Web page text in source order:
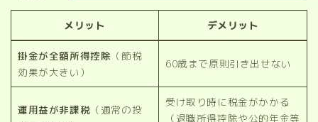
メリット デメリット
掛金が全額所得控除 （節税
効果が大きい）
60歳まで原則引き出せない
運用益が非課税 （通常の投
受け取り時に税金がかかる
（退職所得控除や公的年金等